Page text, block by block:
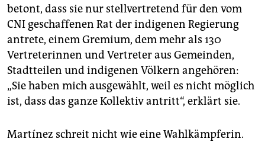
betont, dass sie nur stellvertretend für den vom
CNI geschaffenen Rat der indigenen Regierung
antrete, einem Gremium, dem mehr als 130
Vertreterinnen und Vertreter aus Gemeinden,
Stadtteilen und indigenen Völkern angehören:
„Sie haben mich ausgewählt, weil es nicht möglich
ist, dass das ganze Kollektiv antritt“, erklärt sie.
Martínez schreit nicht wie eine Wahlkämpferin.